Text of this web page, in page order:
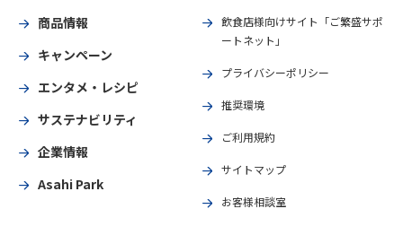
商品情報
キャンペーン
エンタメ・レシピ
サステナビリティ
企業情報
Asahi Park
飲食店様向けサイト「ご繁盛サポ
ートネット」
プライバシーポリシー
推奨環境
ご利用規約
サイトマップ
お客様相談室